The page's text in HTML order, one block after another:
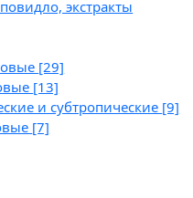
экстракты
[29]
[13]
и субтропические [9]
[7]